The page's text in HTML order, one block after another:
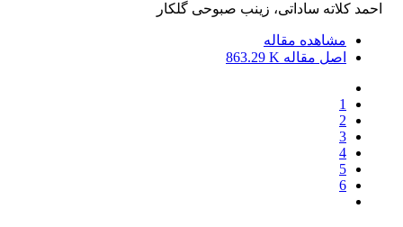
احمد کلاته ساداتی، زینب صبوحی گلکار
مشاهده مقاله
اصل مقاله 863.29 K
1
2
3
4
5
6